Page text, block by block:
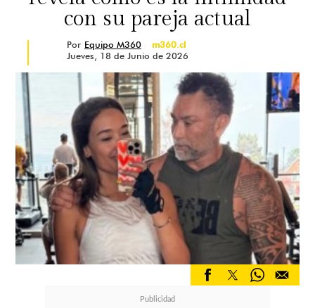
con su pareja actual
Por Equipo M360
m360.cl
Jueves, 18 de Junio de 2026